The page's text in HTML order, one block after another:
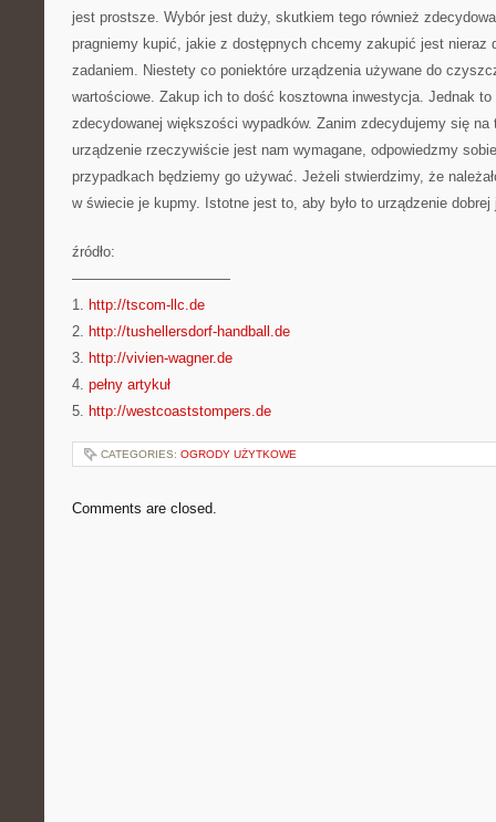
jest prostsze. Wybór jest duży, skutkiem tego również
pragniemy kupić, jakie z dostępnych chcemy zakupić jest nieraz
zadaniem. Niestety co poniektóre urządzenia używane do
wartościowe. Zakup ich to dość kosztowna inwestycja. Jednak to
zdecydowanej większości wypadków. Zanim zdecydujemy się
urządzenie rzeczywiście jest nam wymagane, odpowiedzmy
przypadkach będziemy go używać. Jeżeli stwierdzimy, że
w świecie je kupmy. Istotne jest to, aby było to urządzenie dobrej
źródło:
———————————
1. http://tscom-llc.de
2. http://tushellersdorf-handball.de
3. http://vivien-wagner.de
4. pełny artykuł
5. http://westcoaststompers.de
CATEGORIES: OGRODY UŻYTKOWE
Comments are closed.